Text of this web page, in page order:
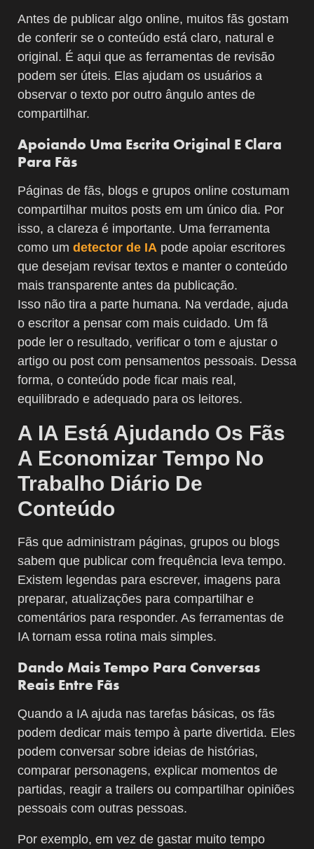
Antes de publicar algo online, muitos fãs gostam
de conferir se o conteúdo está claro, natural e
original. É aqui que as ferramentas de revisão
podem ser úteis. Elas ajudam os usuários a
observar o texto por outro ângulo antes de
compartilhar.
Apoiando Uma Escrita Original E Clara
Para Fãs
Páginas de fãs, blogs e grupos online costumam
compartilhar muitos posts em um único dia. Por
isso, a clareza é importante. Uma ferramenta
como um detector de IA pode apoiar escritores
que desejam revisar textos e manter o conteúdo
mais transparente antes da publicação.
Isso não tira a parte humana. Na verdade, ajuda
o escritor a pensar com mais cuidado. Um fã
pode ler o resultado, verificar o tom e ajustar o
artigo ou post com pensamentos pessoais. Dessa
forma, o conteúdo pode ficar mais real,
equilibrado e adequado para os leitores.
A IA Está Ajudando Os Fãs
A Economizar Tempo No
Trabalho Diário De
Conteúdo
Fãs que administram páginas, grupos ou blogs
sabem que publicar com frequência leva tempo.
Existem legendas para escrever, imagens para
preparar, atualizações para compartilhar e
comentários para responder. As ferramentas de
IA tornam essa rotina mais simples.
Dando Mais Tempo Para Conversas
Reais Entre Fãs
Quando a IA ajuda nas tarefas básicas, os fãs
podem dedicar mais tempo à parte divertida. Eles
podem conversar sobre ideias de histórias,
comparar personagens, explicar momentos de
partidas, reagir a trailers ou compartilhar opiniões
pessoais com outras pessoas.
Por exemplo, em vez de gastar muito tempo